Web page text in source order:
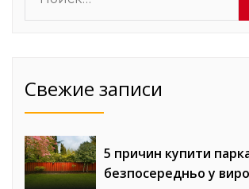
Свежие записи
5 причин купити
безпосередньо у